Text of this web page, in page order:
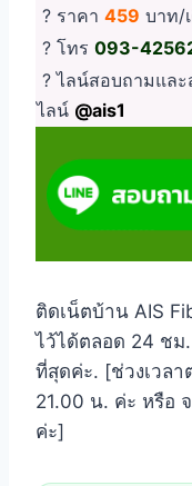
? ราคา 459 บาท/
? โทร 093-
? ไลน์สอบถามแล
ไลน์ @ais1
ติดเน็ตบ้าน AIS
ไว้ได้ตลอด 24 ชม
ที่สุดค่ะ. [ช่วงเวล
21.00 น. ค่ะ หรือ
ค่ะ]